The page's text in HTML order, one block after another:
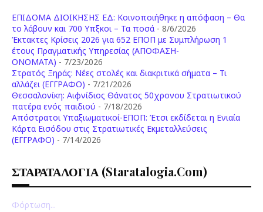
ΕΠΙΔΟΜΑ ΔΙΟΙΚΗΣΗΣ ΕΔ: Κοινοποιήθηκε η απόφαση – Θα
το λάβουν και 700 Υπξκοι – Τα ποσά - 8/6/2026
Έκτακτες Κρίσεις 2026 για 652 ΕΠΟΠ με Συμπλήρωση 1
έτους Πραγματικής Υπηρεσίας (ΑΠΟΦΑΣΗ-
ONOMATA) - 7/23/2026
Στρατός Ξηράς: Νέες στολές και διακριτικά σήματα – Τι
αλλάζει (ΕΓΓΡΑΦΟ) - 7/21/2026
Θεσσαλονίκη: Αιφνίδιος Θάνατος 50χρονου Στρατιωτικού
πατέρα ενός παιδιού - 7/18/2026
Απόστρατοι Υπαξιωματικοί-ΕΠΟΠ: Έτσι εκδίδεται η Ενιαία
Κάρτα Εισόδου στις Στρατιωτικές Εκμεταλλεύσεις
(ΕΓΓΡΑΦΟ) - 7/14/2026
ΣΤΑΡΑΤΑΛΟΓΙΑ (staratalogia.com)
Φόρτωση...